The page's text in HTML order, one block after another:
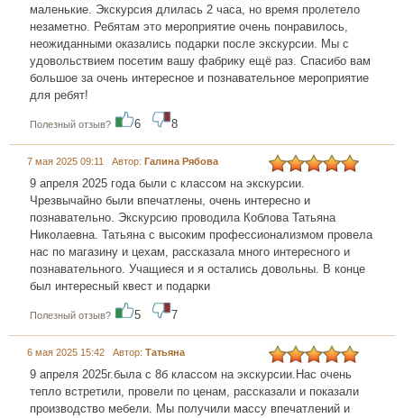
маленькие. Экскурсия длилась 2 часа, но время пролетело
незаметно. Ребятам это мероприятие очень понравилось,
неожиданными оказались подарки после экскурсии. Мы с
удовольствием посетим вашу фабрику ещё раз. Спасибо вам
большое за очень интересное и познавательное мероприятие
для ребят!
Полезный отзыв? 6 8
7 мая 2025 09:11 Автор: Галина Рябова
9 апреля 2025 года были с классом на экскурсии.
Чрезвычайно были впечатлены, очень интересно и
познавательно. Экскурсию проводила Коблова Татьяна
Николаевна. Татьяна с высоким профессионализмом провела
нас по магазину и цехам, рассказала много интересного и
познавательного. Учащиеся и я остались довольны. В конце
был интересный квест и подарки
Полезный отзыв? 5 7
6 мая 2025 15:42 Автор: Татьяна
9 апреля 2025г.была с 8б классом на экскурсии.Нас очень
тепло встретили, провели по ценам, рассказали и показали
производство мебели. Мы получили массу впечатлений и